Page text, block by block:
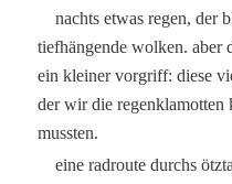
nachts etwas regen, der
tiefhängende wolken. aber
ein kleiner vorgriff: diese
der wir die regenklamotten
mussten.
eine radroute durchs